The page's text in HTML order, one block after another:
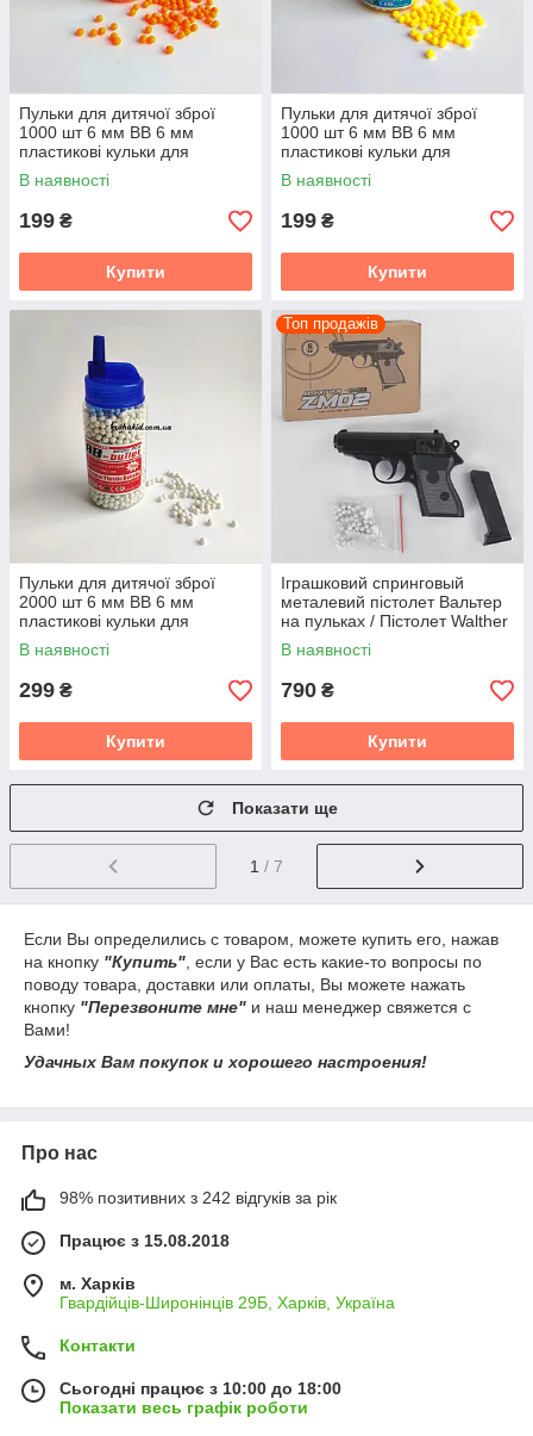
Пульки для дитячої зброї
1000 шт 6 мм BB 6 мм
пластикові кульки для
автомата та пістолета
В наявності
199 ₴
Купити
Пульки для дитячої зброї
1000 шт 6 мм BB 6 мм
пластикові кульки для
автомата та пістолета
В наявності
199 ₴
Купити
Пульки для дитячої зброї
2000 шт 6 мм BB 6 мм
пластикові кульки для
автомата та пістолета
В наявності
299 ₴
Купити
Топ продажів
Іграшковий спринговый
металевий пістолет Вальтер
на пульках / Пістолет Walther
PP ZM02
В наявності
790 ₴
Купити
Показати ще
1 / 7
Если Вы определились с товаром, можете купить его, нажав
на кнопку "Купить" , если у Вас есть какие-то вопросы по
поводу товара, доставки или оплаты, Вы можете нажать
кнопку "Перезвоните мне" и наш менеджер свяжется с
Вами!
Удачных Вам покупок и хорошего настроения!
Про нас
98% позитивних з 242 відгуків за рік
Працює з 15.08.2018
м. Харків
Гвардійців-Широнінців 29Б, Харків, Україна
Контакти
Сьогодні працює з 10:00 до 18:00
Показати весь графік роботи